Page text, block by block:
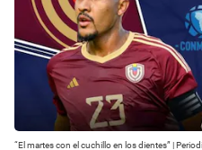
“El martes con el cuchillo en los dientes” |